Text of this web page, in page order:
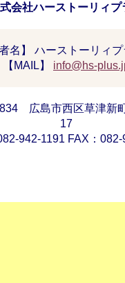
会社ハーストーリィプ
者名】 ハーストーリィ
【MAIL】 info@hs-
広島市西区草津新
17
942-1191 FAX：082-